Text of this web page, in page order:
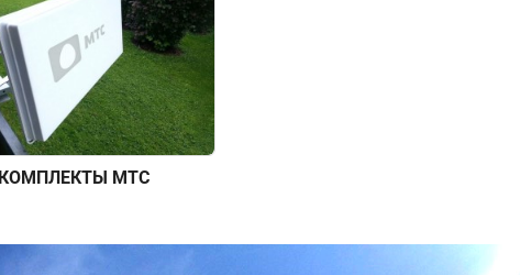
КОМПЛЕКТЫ МТС